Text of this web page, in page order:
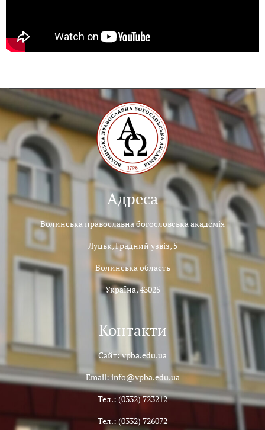
Адреса
Волинська православна богословська академія
Луцьк, Градний узвіз, 5
Волинська область
Україна, 43025
Контакти
Сайт: vpba.edu.ua
Email: info@vpba.edu.ua
Тел.: (0332) 723212
Тел.: (0332) 726072